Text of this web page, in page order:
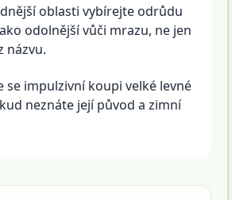
oblasti vybírejte odrůdu
odolnější vůči mrazu, ne jen
názvu.
se impulzivní koupi velké levné
neznáte její původ a zimní